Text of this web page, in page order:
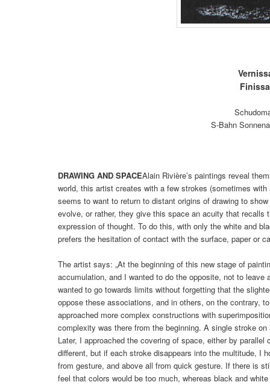
S-Bahn
DRAWING AND SPACEAlain Rivière’s paintings reveal
world, this artist creates with a few strokes (sometimes
seems to want to return to distant origins of drawing to
evolve, or rather, they give this space an acuity that
expression of thought. To do this, with only the white and
prefers the hesitation of contact with the surface, paper or
The artist says: „At the beginning of this new stage of
accumulation, and I wanted to do the opposite, not to
wanted to go towards limits without forgetting that the
oppose these associations, and in others, on the contrary,
approached more complex constructions with
complexity was there from the beginning. A single stroke
Later, I approached the covering of space, either by
different, but if each stroke disappears into the multitude, I
from gesture, and above all from quick gesture. If there is
feel that colors would be too much, whereas black and